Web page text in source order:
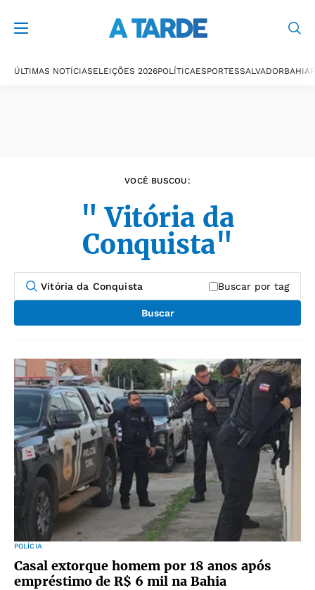
ÚLTIMAS NOTÍCIASELEIÇÕES 2026POLÍTICAESPORTESSALVADORBAHIA
VOCÊ BUSCOU:
" Vitória da
Conquista"
Buscar por tag
Buscar
POLÍCIA
Casal extorque homem por 18 anos após
empréstimo de R$ 6 mil na Bahia